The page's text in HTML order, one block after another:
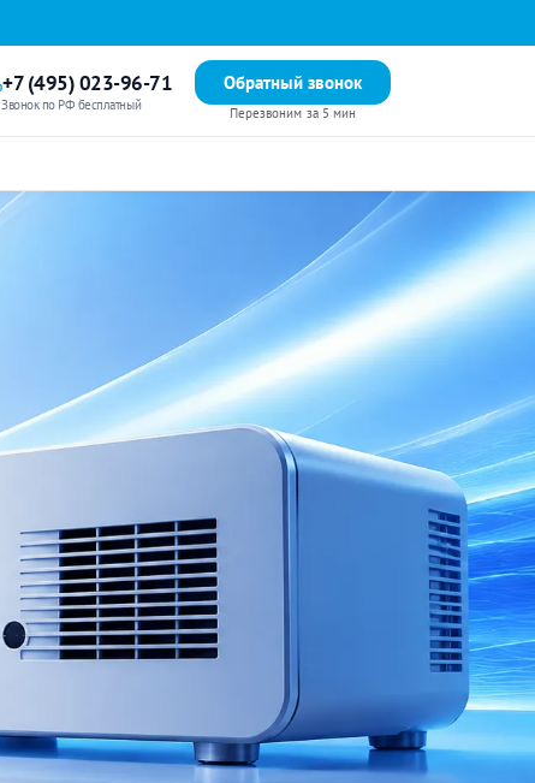
+7 (495) 023-96-71
Звонок по РФ бесплатный
Обратный звонок
Перезвоним за 5 мин